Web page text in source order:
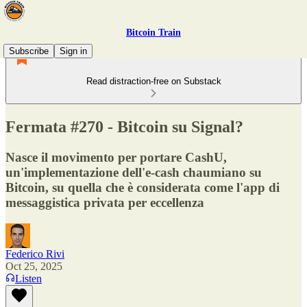
Bitcoin Train
Subscribe
Sign in
Read distraction-free on Substack
Fermata #270 - Bitcoin su Signal?
Nasce il movimento per portare CashU,
un'implementazione dell'e-cash chaumiano su
Bitcoin, su quella che è considerata come l'app di
messaggistica privata per eccellenza
Federico Rivi
Oct 25, 2025
Listen